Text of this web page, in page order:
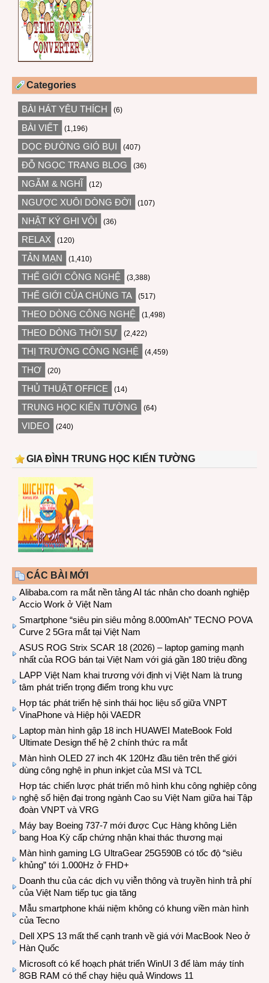
Categories
BÀI HÁT YÊU THÍCH (6)
BÀI VIẾT (1,196)
DỌC ĐƯỜNG GIÓ BỤI (407)
ĐỖ NGỌC TRANG BLOG (36)
NGẪM & NGHĨ (12)
NGƯỢC XUÔI DÒNG ĐỜI (107)
NHẬT KÝ GHI VỘI (36)
RELAX (120)
TẢN MẠN (1,410)
THẾ GIỚI CÔNG NGHỆ (3,388)
THẾ GIỚI CỦA CHÚNG TA (517)
THEO DÒNG CÔNG NGHỆ (1,498)
THEO DÒNG THỜI SỰ (2,422)
THỊ TRƯỜNG CÔNG NGHỆ (4,459)
THƠ (20)
THỦ THUẬT OFFICE (14)
TRUNG HỌC KIẾN TƯỜNG (64)
VIDEO (240)
GIA ĐÌNH TRUNG HỌC KIẾN TƯỜNG
CÁC BÀI MỚI
Alibaba.com ra mắt nền tảng AI tác nhân cho doanh nghiệp
Accio Work ở Việt Nam
Smartphone “siêu pin siêu mỏng 8.000mAh” TECNO POVA
Curve 2 5Gra mắt tại Việt Nam
ASUS ROG Strix SCAR 18 (2026) – laptop gaming mạnh
nhất của ROG bán tại Việt Nam với giá gần 180 triệu đồng
LAPP Việt Nam khai trương với định vị Việt Nam là trung
tâm phát triển trọng điểm trong khu vực
Hợp tác phát triển hệ sinh thái học liệu số giữa VNPT
VinaPhone và Hiệp hội VAEDR
Laptop màn hình gập 18 inch HUAWEI MateBook Fold
Ultimate Design thế hệ 2 chính thức ra mắt
Màn hình OLED 27 inch 4K 120Hz đầu tiên trên thế giới
dùng công nghệ in phun inkjet của MSI và TCL
Hợp tác chiến lược phát triển mô hình khu công nghiệp công
nghệ số hiện đại trong ngành Cao su Việt Nam giữa hai Tập
đoàn VNPT và VRG
Máy bay Boeing 737-7 mới được Cục Hàng không Liên
bang Hoa Kỳ cấp chứng nhận khai thác thương mại
Màn hình gaming LG UltraGear 25G590B có tốc độ “siêu
khủng” tới 1.000Hz ở FHD+
Doanh thu của các dịch vụ viễn thông và truyền hình trả phí
của Việt Nam tiếp tục gia tăng
Mẫu smartphone khái niệm không có khung viền màn hình
của Tecno
Dell XPS 13 mất thế cạnh tranh về giá với MacBook Neo ở
Hàn Quốc
Microsoft có kế hoạch phát triển WinUI 3 để làm máy tính
8GB RAM có thể chạy hiệu quả Windows 11